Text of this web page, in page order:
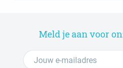
Meld je aan voor